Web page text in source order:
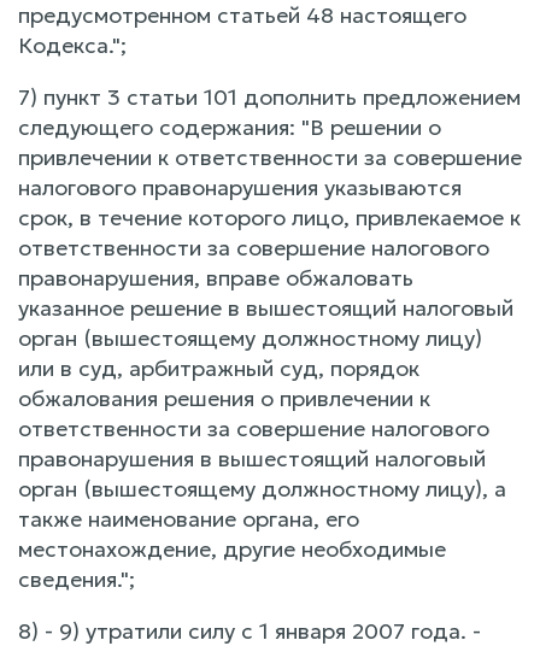
предусмотренном статьей 48 настоящего
Кодекса.";
7) пункт 3 статьи 101 дополнить предложением
следующего содержания: "В решении о
привлечении к ответственности за совершение
налогового правонарушения указываются
срок, в течение которого лицо, привлекаемое к
ответственности за совершение налогового
правонарушения, вправе обжаловать
указанное решение в вышестоящий налоговый
орган (вышестоящему должностному лицу)
или в суд, арбитражный суд, порядок
обжалования решения о привлечении к
ответственности за совершение налогового
правонарушения в вышестоящий налоговый
орган (вышестоящему должностному лицу), а
также наименование органа, его
местонахождение, другие необходимые
сведения.";
8) - 9) утратили силу с 1 января 2007 года. -